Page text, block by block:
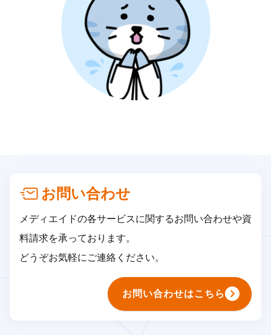
お問い合わせ
メディエイドの各サービスに関するお問い合わせや資
料請求を承っております。
どうぞお気軽にご連絡ください。
お問い合わせはこちら